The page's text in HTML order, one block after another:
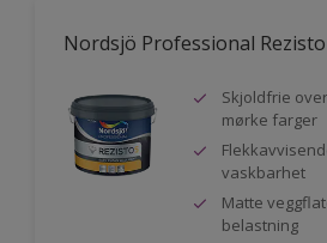
Nordsjö Professional Rezisto
Skjoldfrie
mørke farger
vaskbarhet
Matte
belastning